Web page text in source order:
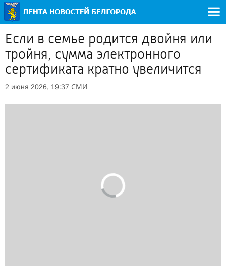
Если в семье родится двойня или
тройня, сумма электронного
сертификата кратно увеличится
2 июня 2026, 19:37 СМИ